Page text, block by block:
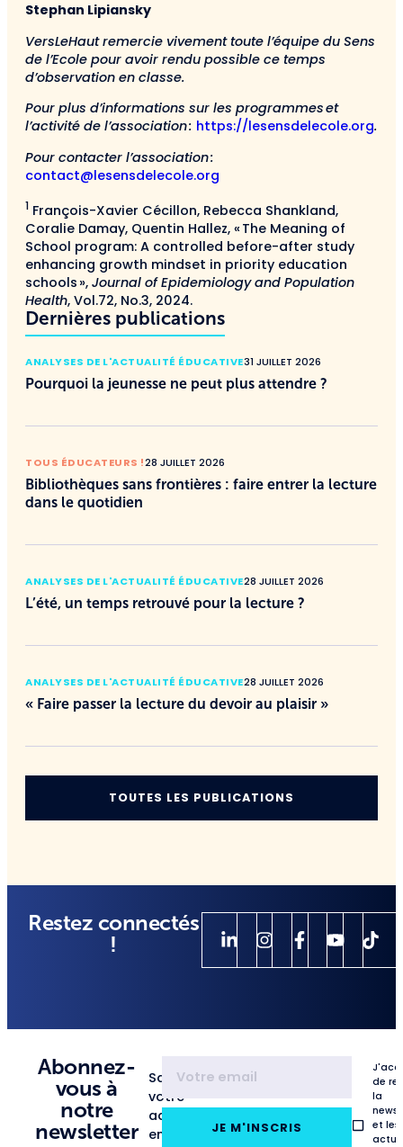
Stephan Lipiansky
VersLeHaut remercie vivement toute l’équipe du Sens
de l’Ecole pour avoir rendu possible ce temps
d’observation en classe.
Pour plus d’informations sur les programmes et
l’activité de l’association : https://lesensdelecole.org.
Pour contacter l’association :
contact@lesensdelecole.org
1 François-Xavier Cécillon, Rebecca Shankland,
Coralie Damay, Quentin Hallez, « The Meaning of
School program: A controlled before-after study
enhancing growth mindset in priority education
schools », Journal of Epidemiology and Population
Health, Vol.72, No.3, 2024.
Dernières publications
ANALYSES DE L'ACTUALITÉ ÉDUCATIVE31 JUILLET 2026
Pourquoi la jeunesse ne peut plus attendre ?
TOUS ÉDUCATEURS !28 JUILLET 2026
Bibliothèques sans frontières : faire entrer la lecture
dans le quotidien
ANALYSES DE L'ACTUALITÉ ÉDUCATIVE28 JUILLET 2026
L’été, un temps retrouvé pour la lecture ?
ANALYSES DE L'ACTUALITÉ ÉDUCATIVE28 JUILLET 2026
« Faire passer la lecture du devoir au plaisir »
TOUTES LES PUBLICATIONS
Restez connectés
!
Abonnez-
vous à
notre
newsletter
Saisissez
votre
adresse
email
JE M'INSCRIS
de
la
et les